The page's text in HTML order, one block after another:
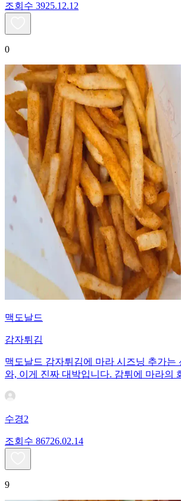
조회수 3925.12.12
0
맥도날드
감자튀김
맥도날드 감자튀김에 마라 시즈닝 추가
와, 이게 진짜 대박입니다. 감튀에 마라의
수경2
조회수 86726.02.14
9